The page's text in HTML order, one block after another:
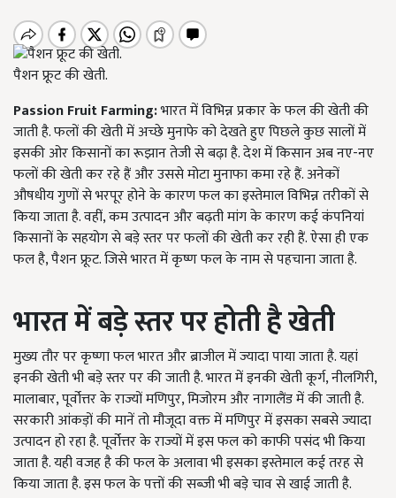
पैशन फ्रूट की खेती.
Passion Fruit Farming:भारत में विभिन्न प्रकार के फल की खेती की
जाती है. फलों की खेती में अच्छे मुनाफे को देखते हुए पिछले कुछ सालों में
इसकी ओर किसानों का रूझान तेजी से बढ़ा है. देश में किसान अब नए-नए
फलों की खेती कर रहे हैं और उससे मोटा मुनाफा कमा रहे हैं. अनेकों
औषधीय गुणों से भरपूर होने के कारण फल का इस्तेमाल विभिन्न तरीकों से
किया जाता है. वहीं, कम उत्पादन और बढ़ती मांग के कारण कई कंपनियां
किसानों के सहयोग से बड़े स्तर पर फलों की खेती कर रही हैं. ऐसा ही एक
फल है, पैशन फ्रूट. जिसे भारत में कृष्ण फल के नाम से पहचाना जाता है.
भारत में बड़े स्तर पर होती है खेती
मुख्य तौर पर कृष्णा फल भारत और ब्राजील में ज्यादा पाया जाता है. यहां
इनकी खेती भी बड़े स्तर पर की जाती है. भारत में इनकी खेती कूर्ग, नीलगिरी,
मालाबार, पूर्वोत्तर के राज्यों मणिपुर, मिजोरम और नागालैंड में की जाती है.
सरकारी आंकड़ों की मानें तो मौजूदा वक्त में मणिपुर में इसका सबसे ज्यादा
उत्पादन हो रहा है. पूर्वोत्तर के राज्यों में इस फल को काफी पसंद भी किया
जाता है. यही वजह है की फल के अलावा भी इसका इस्तेमाल कई तरह से
किया जाता है. इस फल के पत्तों की सब्जी भी बड़े चाव से खाई जाती है.